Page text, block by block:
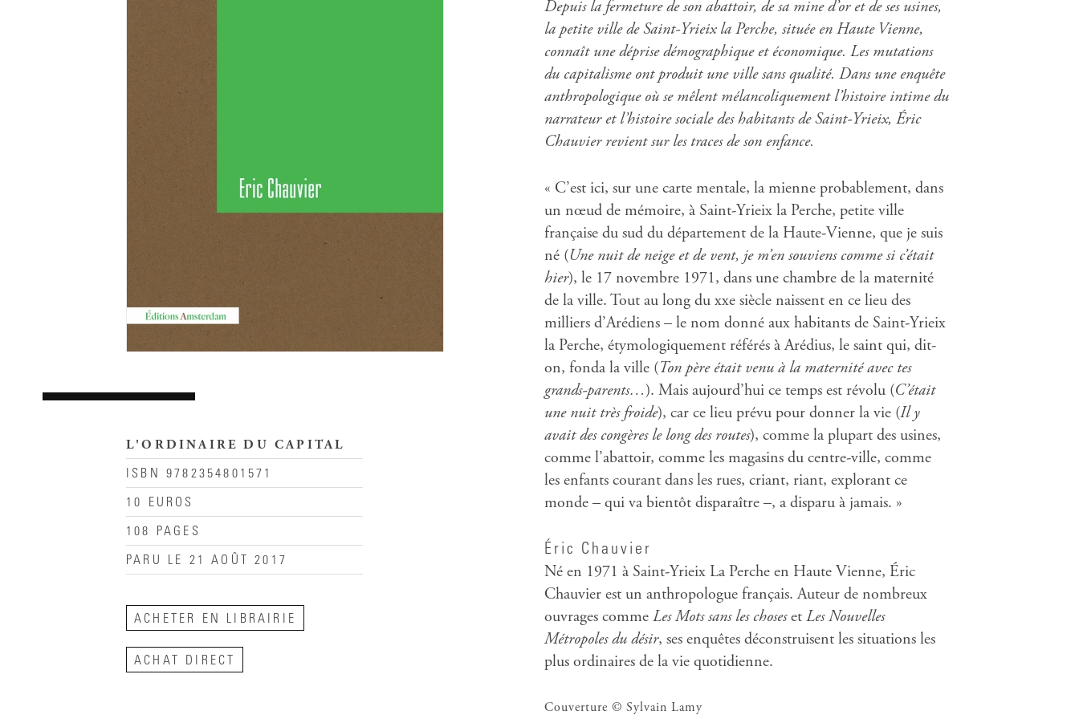
L'ORDINAIRE DU CAPITAL
ISBN 9782354801571
10 EUROS
108 PAGES
PARU LE 21 AOÛT 2017
ACHETER EN LIBRAIRIE
ACHAT DIRECT
Depuis la fermeture de son abattoir, de sa mine d’or et de ses usines,
la petite ville de Saint-Yrieix la Perche, située en Haute Vienne,
connaît une déprise démographique et économique. Les mutations
du capitalisme ont produit une ville sans qualité. Dans une enquête
anthropologique où se mêlent mélancoliquement l’histoire intime du
narrateur et l’histoire sociale des habitants de Saint-Yrieix, Éric
Chauvier revient sur les traces de son enfance.
« C’est ici, sur une carte mentale, la mienne probablement, dans
un nœud de mémoire, à Saint-Yrieix la Perche, petite ville
française du sud du département de la Haute-Vienne, que je suis
né (Une nuit de neige et de vent, je m’en souviens comme si c’était
hier), le 17 novembre 1971, dans une chambre de la maternité
de la ville. Tout au long du xxe siècle naissent en ce lieu des
milliers ­d’Arédiens – le nom donné aux habitants de Saint-Yrieix
la Perche, étymologiquement référés à Arédius, le saint qui, dit-
on, fonda la ville (Ton père était venu à la maternité avec tes
grands-parents… ). Mais aujourd’hui ce temps est révolu (C’était
une nuit très froide), car ce lieu prévu pour donner la vie (Il y
avait des congères le long des routes), comme la plupart des usines,
comme l’abattoir, comme les magasins du centre-ville, comme
les enfants courant dans les rues, criant, riant, explorant ce
monde – qui va bientôt disparaître –, a disparu à jamais. »
Éric Chauvier
Né en 1971 à Saint-Yrieix La Perche en Haute Vienne, Éric
Chauvier est un anthropologue français. Auteur de nombreux
ouvrages comme Les Mots sans les choseset Les Nouvelles
Métropoles du désir, ses enquêtes déconstruisent les situations les
plus ordinaires de la vie ­quotidienne.
Couverture © Sylvain Lamy